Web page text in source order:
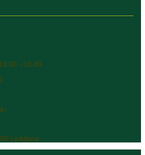
- 18.00
Ljubljana